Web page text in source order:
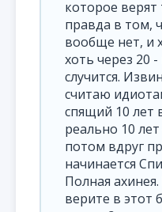
которое
правда в том,
вообще нет, и
хоть через 20
случится.
считаю
спящий 10 лет
реально 10
потом вдруг
начинается
Полная
верите в этот